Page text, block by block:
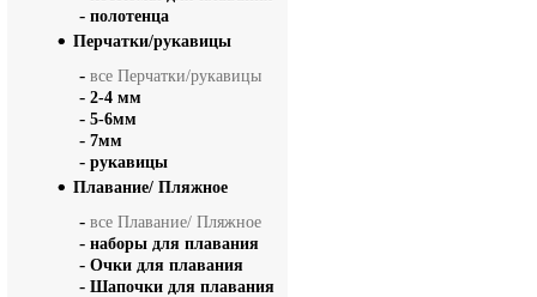
- полотенца
Перчатки/рукавицы
- все Перчатки/рукавицы
- 2-4 мм
- 5-6мм
- 7мм
- рукавицы
Плавание/ Пляжное
- все Плавание/ Пляжное
- наборы для плавания
- Очки для плавания
- Шапочки для плавания